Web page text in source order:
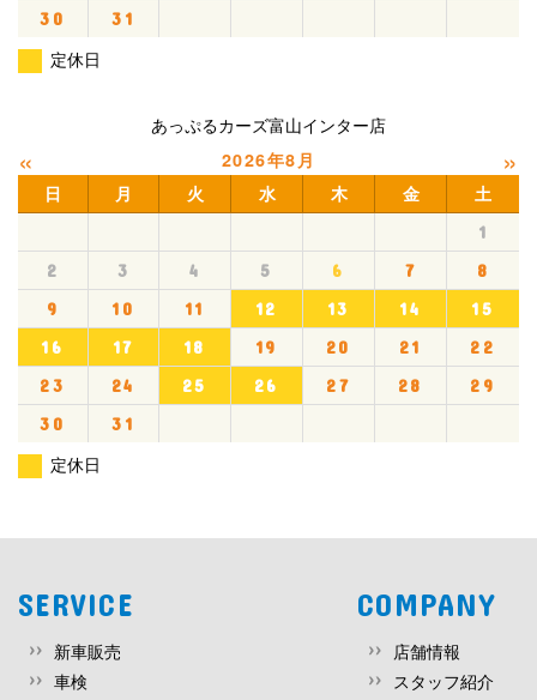
30
31
定休日
あっぷるカーズ富山インター店
« 2026年8月 »
日 月 火 水 木 金 土
1
2
3 4 5 6 7
8
9
10 11 12 13 14
15
16
17 18 19 20 21
22
23
24 25 26 27 28
29
30
31
定休日
SERVICE
新車販売
車検
COMPANY
店舗情報
スタッフ紹介